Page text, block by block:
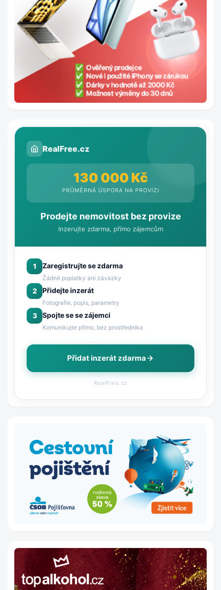
RealFree.cz
130 000 Kč
PRŮMĚRNÁ ÚSPORA NA PROVIZI
Prodejte nemovitost bez provize
Inzerujte zdarma, přímo zájemcům
1 Zaregistrujte se zdarma
Žádné poplatky ani závazky
2 Přidejte inzerát
Fotografie, popis, parametry
3 Spojte se se zájemci
Komunikujte přímo, bez prostředníka
Přidat inzerát zdarma
RealFree.cz